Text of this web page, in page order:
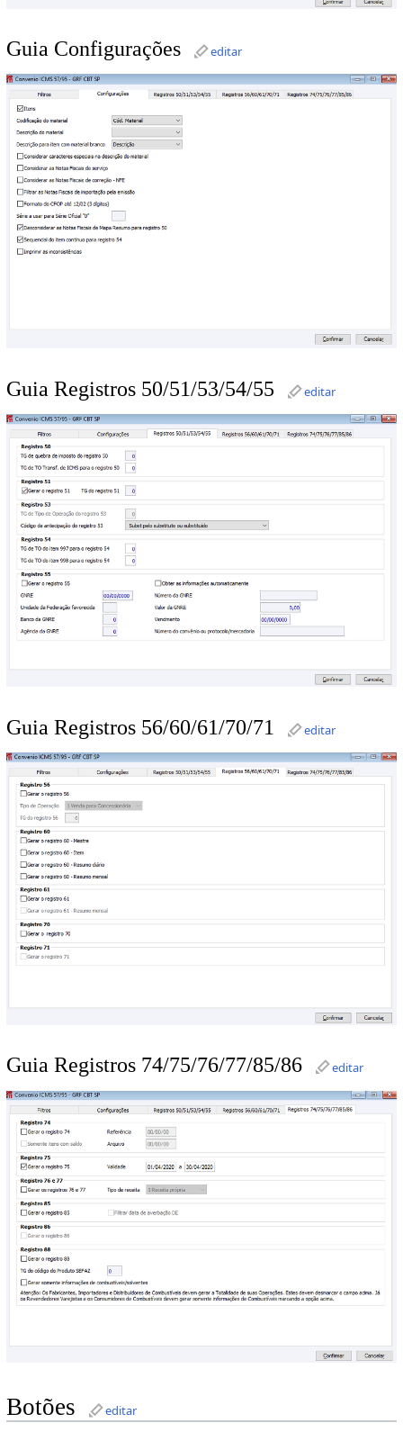
Guia Configurações editar
Guia Registros 50/51/53/54/55 editar
Guia Registros 56/60/61/70/71 editar
Guia Registros 74/75/76/77/85/86 editar
Botões editar